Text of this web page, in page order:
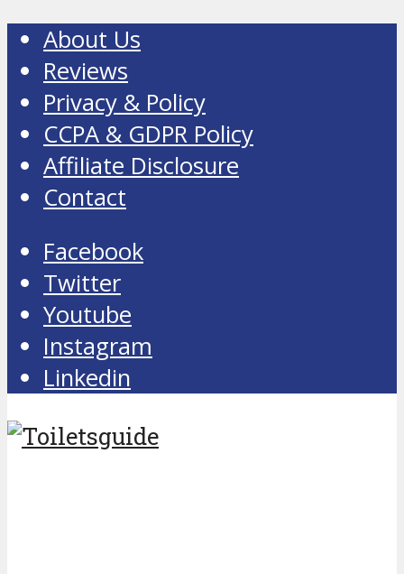
About Us
Reviews
Privacy & Policy
CCPA & GDPR Policy
Affiliate Disclosure
Contact
Facebook
Twitter
Youtube
Instagram
Linkedin